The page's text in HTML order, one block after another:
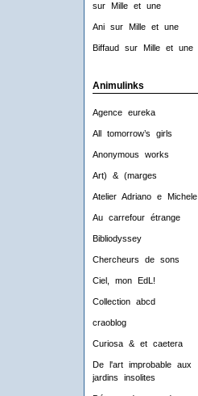
sur
Mille et une
Anisur Mille et une
Biffaud sur Mille et une
Animulinks
Agence eureka
All tomorrow’s girls
Anonymous works
Art) & (marges
Atelier Adriano e Michele
Au carrefour étrange
Bibliodyssey
Chercheurs de sons
Ciel, mon EdL!
Collection abcd
craoblog
Curiosa & et caetera
De l'art improbable aux
jardins insolites